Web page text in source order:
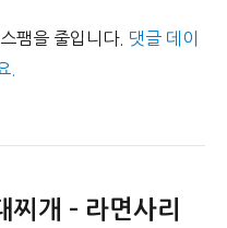
팸을 줄입니다. 댓글 데이
.
찌개 – 라면사리